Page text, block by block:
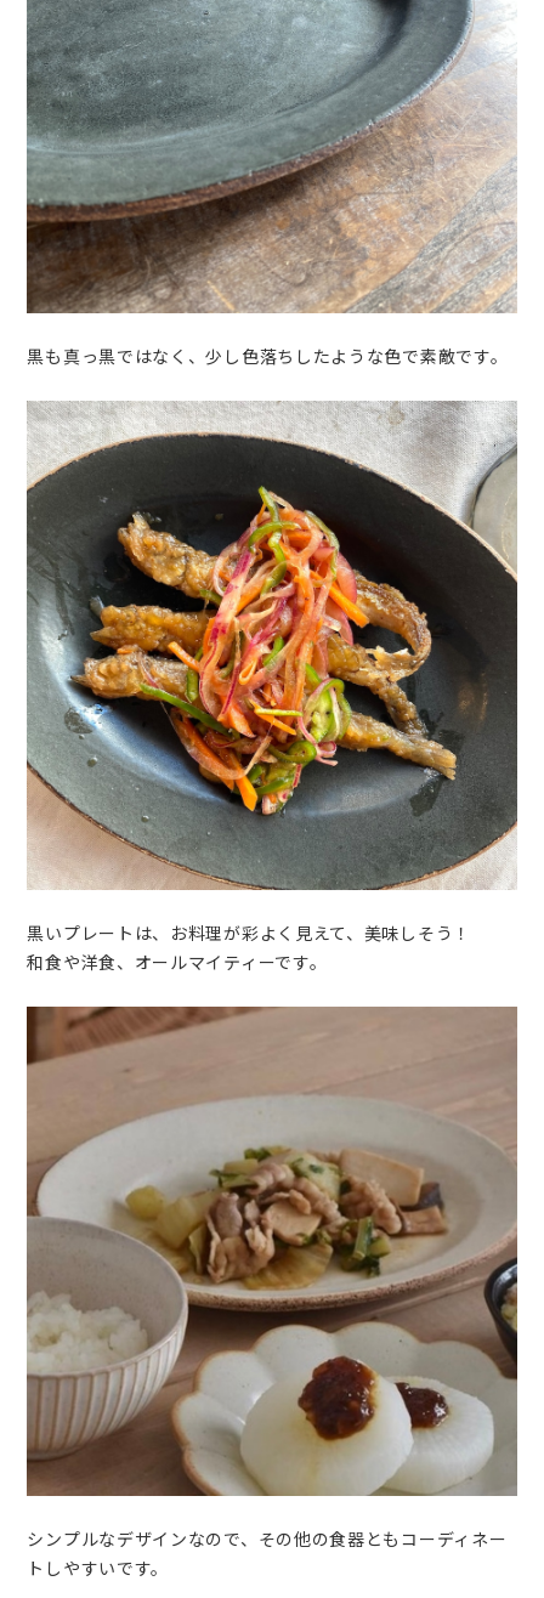
黒も真っ黒ではなく、少し色落ちしたような色で素敵です。
黒いプレートは、お料理が彩よく見えて、美味しそう！
和食や洋食、オールマイティーです。
シンプルなデザインなので、その他の食器ともコーディネー
トしやすいです。